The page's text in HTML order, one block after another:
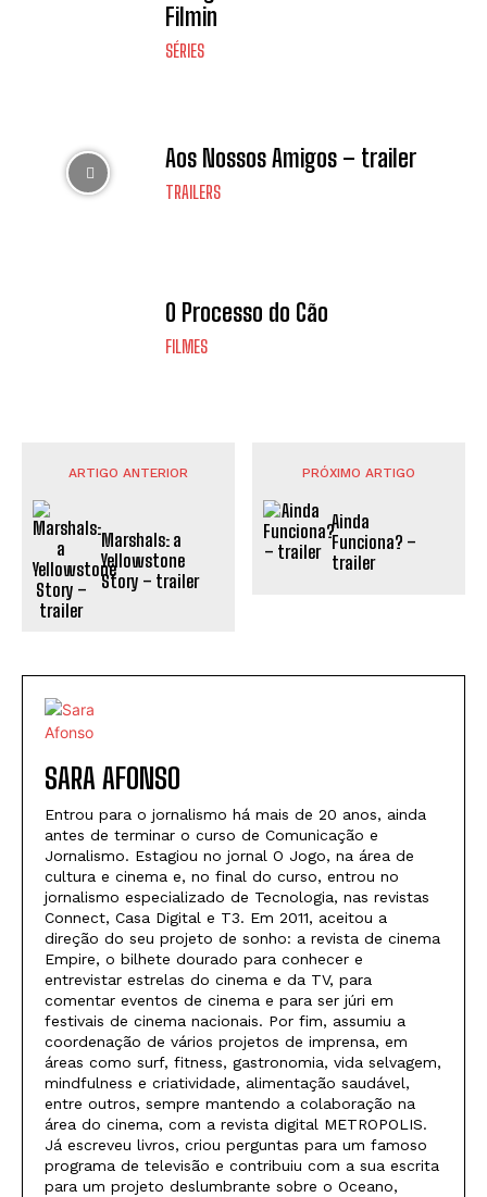
Filmin
SÉRIES
Aos Nossos Amigos – trailer
TRAILERS
O Processo do Cão
FILMES
ARTIGO ANTERIOR
Marshals: a
Yellowstone
Story – trailer
PRÓXIMO ARTIGO
Ainda
Funciona? –
trailer
SARA AFONSO
Entrou para o jornalismo há mais de 20 anos, ainda
antes de terminar o curso de Comunicação e
Jornalismo. Estagiou no jornal O Jogo, na área de
cultura e cinema e, no final do curso, entrou no
jornalismo especializado de Tecnologia, nas revistas
Connect, Casa Digital e T3. Em 2011, aceitou a
direção do seu projeto de sonho: a revista de cinema
Empire, o bilhete dourado para conhecer e
entrevistar estrelas do cinema e da TV, para
comentar eventos de cinema e para ser júri em
festivais de cinema nacionais. Por fim, assumiu a
coordenação de vários projetos de imprensa, em
áreas como surf, fitness, gastronomia, vida selvagem,
mindfulness e criatividade, alimentação saudável,
entre outros, sempre mantendo a colaboração na
área do cinema, com a revista digital METROPOLIS.
Já escreveu livros, criou perguntas para um famoso
programa de televisão e contribuiu com a sua escrita
para um projeto deslumbrante sobre o Oceano,